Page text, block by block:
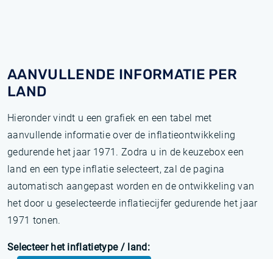
AANVULLENDE INFORMATIE PER
LAND
Hieronder vindt u een grafiek en een tabel met
aanvullende informatie over de inflatieontwikkeling
gedurende het jaar 1971. Zodra u in de keuzebox een
land en een type inflatie selecteert, zal de pagina
automatisch aangepast worden en de ontwikkeling van
het door u geselecteerde inflatiecijfer gedurende het jaar
1971 tonen.
Selecteer het inflatietype / land: